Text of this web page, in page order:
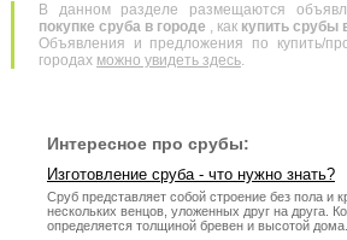
В данном разделе размещаются
покупке сруба в городе , как купить срубы
Объявления и предложения по купить/
городах можно увидеть здесь.
Интересное про срубы:
Изготовление сруба - что нужно знать?
Сруб представляет собой строение без пола и
нескольких венцов, уложенных друг на друга.
определяется толщиной бревен и высотой дома.